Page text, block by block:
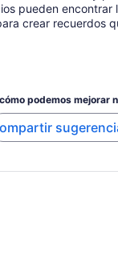
pueden encontrar
crear recuerdos
podemos mejorar